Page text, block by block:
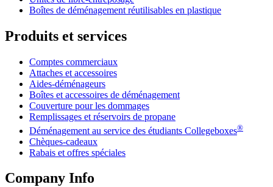
Boîtes de déménagement réutilisables en plastique
Produits et services
Comptes commerciaux
Attaches et accessoires
Aides-déménageurs
Boîtes et accessoires de déménagement
Couverture pour les dommages
Remplissages et réservoirs de propane
Déménagement au service des étudiants Collegeboxes®
Chèques-cadeaux
Rabais et offres spéciales
Company Info